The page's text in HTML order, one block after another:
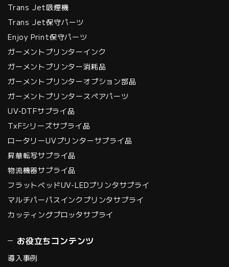
Trans Jet吸煙機
Trans Jet保守パーツ
Enjoy Print保守パーツ
ガーメントプリンターインク
ガーメントプリンター消耗品
ガーメントプリンターオプション部品
ガーメントプリンタースペアパーツ
UV-DTFサプライ品
TxFシリーズサプライ品
ロータリーUVプリンターサプライ品
昇華転写サプライ品
物流機器サプライ品
フラットベッドUV-LEDプリンタサプライ
マルチパーパスインクプリンタサプライ
カッティングプロッタサプライ
お役立ちコンテンツ
導入事例